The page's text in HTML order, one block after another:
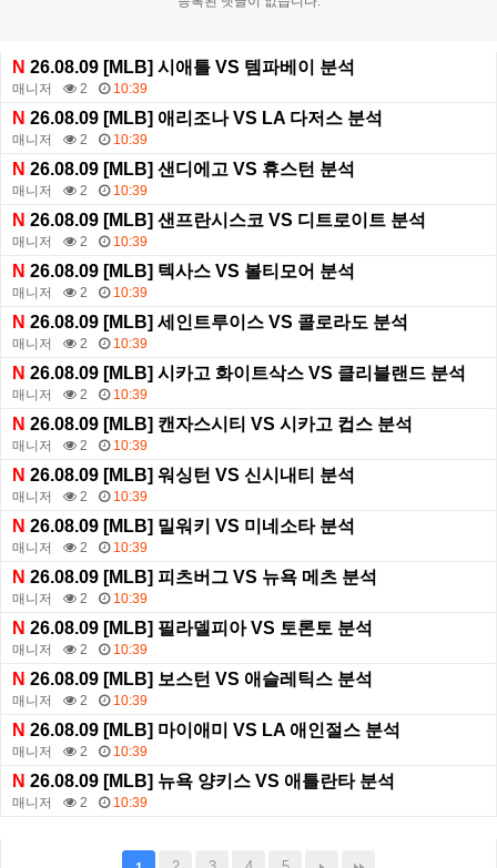
N 26.08.09 [MLB] 시애틀 VS 템파베이 분석
매니저 2 10:39
N 26.08.09 [MLB] 애리조나 VS LA 다저스 분석
매니저 2 10:39
N 26.08.09 [MLB] 샌디에고 VS 휴스턴 분석
매니저 2 10:39
N 26.08.09 [MLB] 샌프란시스코 VS 디트로이트 분석
매니저 2 10:39
N 26.08.09 [MLB] 텍사스 VS 볼티모어 분석
매니저 2 10:39
N 26.08.09 [MLB] 세인트루이스 VS 콜로라도 분석
매니저 2 10:39
N 26.08.09 [MLB] 시카고 화이트삭스 VS 클리블랜드 분석
매니저 2 10:39
N 26.08.09 [MLB] 캔자스시티 VS 시카고 컵스 분석
매니저 2 10:39
N 26.08.09 [MLB] 워싱턴 VS 신시내티 분석
매니저 2 10:39
N 26.08.09 [MLB] 밀워키 VS 미네소타 분석
매니저 2 10:39
N 26.08.09 [MLB] 피츠버그 VS 뉴욕 메츠 분석
매니저 2 10:39
N 26.08.09 [MLB] 필라델피아 VS 토론토 분석
매니저 2 10:39
N 26.08.09 [MLB] 보스턴 VS 애슬레틱스 분석
매니저 2 10:39
N 26.08.09 [MLB] 마이애미 VS LA 애인절스 분석
매니저 2 10:39
N 26.08.09 [MLB] 뉴욕 양키스 VS 애틀란타 분석
매니저 2 10:39